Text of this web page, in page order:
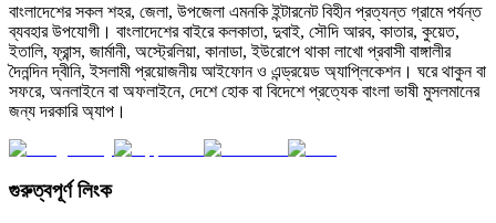
বাংলাদেশের সকল শহর, জেলা, উপজেলা এমনকি ইন্টারনেট বিহীন প্রত্যন্ত গ্রামে পর্যন্ত
ব্যবহার উপযোগী। বাংলাদেশের বাইরে কলকাতা, দুবাই, সৌদি আরব, কাতার, কুয়েত,
ইতালি, ফ্রান্স, জার্মানী, অস্ট্রেলিয়া, কানাডা, ইউরোপে থাকা লাখো প্রবাসী বাঙ্গালীর
দৈনন্দিন দ্বীনি, ইসলামী প্রয়োজনীয় আইফোন ও এন্ড্রয়েড অ্যাপ্লিকেশন। ঘরে থাকুন বা
সফরে, অনলাইনে বা অফলাইনে, দেশে হোক বা বিদেশে প্রত্যেক বাংলা ভাষী মুসলমানের
জন্য দরকারি অ্যাপ।
গুরুত্বপূর্ণ লিংক